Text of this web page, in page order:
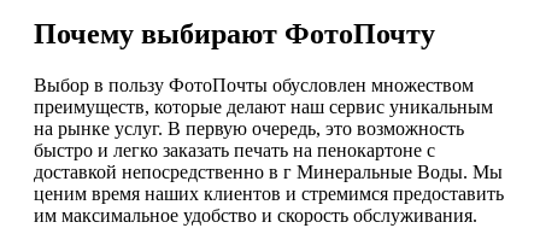
Почему выбирают ФотоПочту
Выбор в пользу ФотоПочты обусловлен множеством
преимуществ, которые делают наш сервис уникальным
на рынке услуг. В первую очередь, это возможность
быстро и легко заказать печать на пенокартоне с
доставкой непосредственно в г Минеральные Воды. Мы
ценим время наших клиентов и стремимся предоставить
им максимальное удобство и скорость обслуживания.